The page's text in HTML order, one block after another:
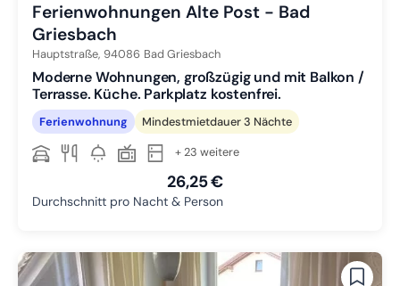
Ferienwohnungen Alte Post - Bad
Griesbach
Hauptstraße, 94086 Bad Griesbach
Moderne Wohnungen, großzügig und mit Balkon /
Terrasse. Küche. Parkplatz kostenfrei.
Ferienwohnung Mindestmietdauer 3 Nächte
+ 23 weitere
26,25 €
Durchschnitt pro Nacht & Person